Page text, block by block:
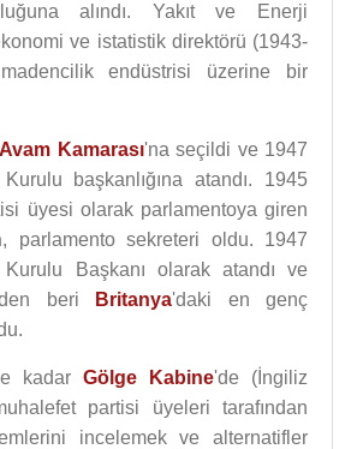
alındı. Yakıt ve Enerji
ve istatistik direktörü (1943-
endüstrisi üzerine bir
Avam Kamarası'na seçildi ve 1947
başkanlığına atandı. 1945
üyesi olarak parlamentoya giren
, parlamento sekreteri oldu. 1947
Kurulu Başkanı olarak atandı ve
beri
Britanya'daki en genç
kadar Gölge Kabine'de (İngiliz
partisi üyeleri tarafından
incelemek ve alternatifler